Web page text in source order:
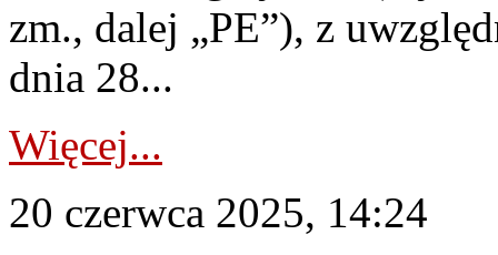
zm., dalej „PE”), z
dnia 28...
Więcej...
20 czerwca 2025, 14:24